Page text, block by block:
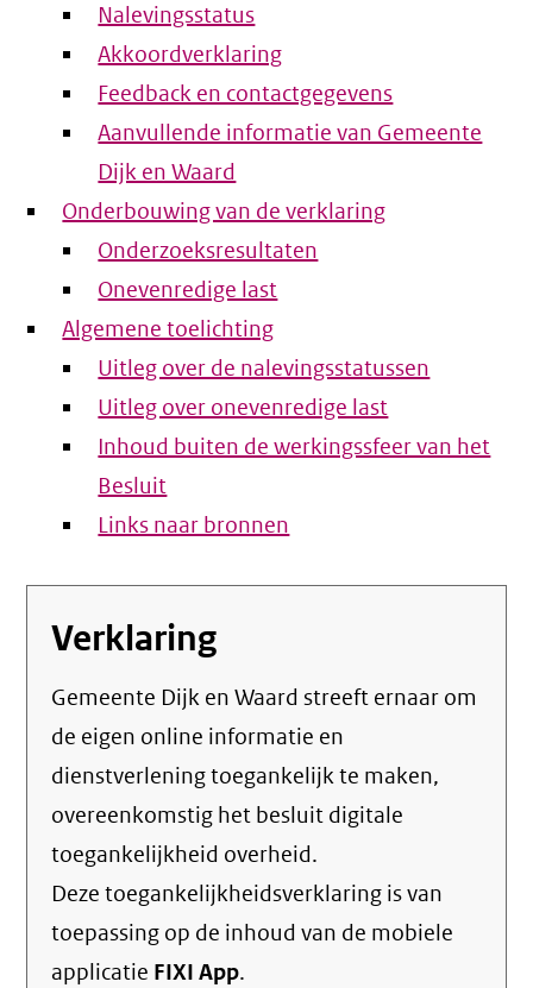
Nalevingsstatus
Akkoordverklaring
Feedback en contactgegevens
Aanvullende informatie van Gemeente
Dijk en Waard
Onderbouwing van de verklaring
Onderzoeksresultaten
Onevenredige last
Algemene toelichting
Uitleg over de nalevingsstatussen
Uitleg over onevenredige last
Inhoud buiten de werkingssfeer van het
Besluit
Links naar bronnen
Verklaring
Gemeente Dijk en Waard streeft ernaar om
de eigen online informatie en
dienstverlening toegankelijk te maken,
overeenkomstig het besluit digitale
toegankelijkheid overheid.
Deze toegankelijkheidsverklaring is van
toepassing op de inhoud van de mobiele
applicatie FIXI App.